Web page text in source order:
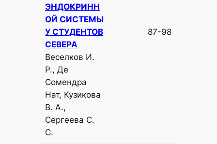
ЭНДОКРИНН
ОЙ СИСТЕМЫ
У СТУДЕНТОВ
СЕВЕРА
Веселков И.
Р., Де
Сомендра
Нат, Кузикова
В. А.,
Сергеева С.
С.
87-98